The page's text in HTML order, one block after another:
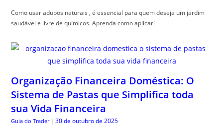
Como usar adubos naturais , é essencial para quem deseja um jardim
saudável e livre de químicos. Aprenda como aplicar!
Organização Financeira Doméstica: O
Sistema de Pastas que Simplifica toda
sua Vida Financeira
Guia do Trader | 30 de outubro de 2025